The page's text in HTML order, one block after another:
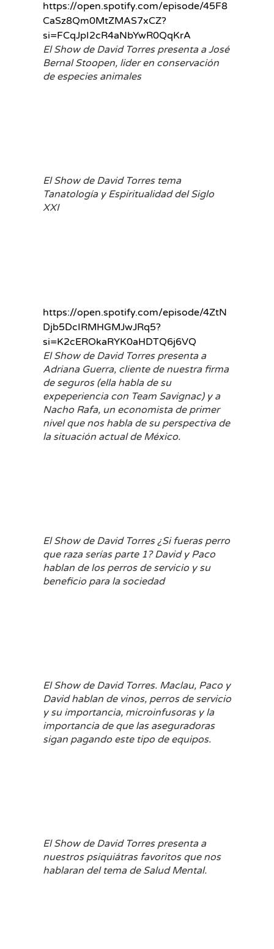
https://open.spotify.com/episode/45F8
CaSz8Qm0MtZMAS7xCZ?
si=FCqJpI2cR4aNbYwR0QqKrA
El Show de David Torres presenta a José
Bernal Stoopen, lider en conservación
de especies animales
El Show de David Torres tema
Tanatología y Espiritualidad del Siglo
XXI
https://open.spotify.com/episode/4ZtN
Djb5DcIRMHGMJwJRq5?
si=K2cEROkaRYK0aHDTQ6j6VQ
El Show de David Torres presenta a
Adriana Guerra, cliente de nuestra firma
de seguros (ella habla de su
expeperiencia con Team Savignac) y a
Nacho Rafa, un economista de primer
nivel que nos habla de su perspectiva de
la situación actual de México.
El Show de David Torres ¿Si fueras perro
que raza serías parte 1? David y Paco
hablan de los perros de servicio y su
beneficio para la sociedad
El Show de David Torres. Maclau, Paco y
David hablan de vinos, perros de servicio
y su importancia, microinfusoras y la
importancia de que las aseguradoras
sigan pagando este tipo de equipos.
El Show de David Torres presenta a
nuestros psiquiátras favoritos que nos
hablaran del tema de Salud Mental.